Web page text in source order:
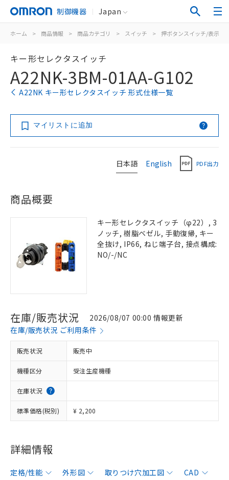
制御機器 Japan
ホーム > 商品情報 > 商品カテゴリ > スイッチ > 押ボタンスイッチ/表示灯
キー形セレクタスイッチ
A22NK-3BM-01AA-G102
A22NK キー形セレクタスイッチ 形式仕様一覧
マイリストに追加
日本語 English PDF出力
商品概要
キー形セレクタスイッチ（φ22）, 3
ノッチ, 樹脂ベゼル, 手動復帰, キー
全抜け, IP66, ねじ端子台, 接点構成:
NO/-/NC
在庫/販売状況
2026/08/07 00:00 情報更新
在庫/販売状況 ご利用条件
販売状況 販売中
機種区分 受注生産機種
在庫状況
標準価格(税別) ¥ 2,200
詳細情報
定格/性能 外形図 取りつけ穴加工図
CAD